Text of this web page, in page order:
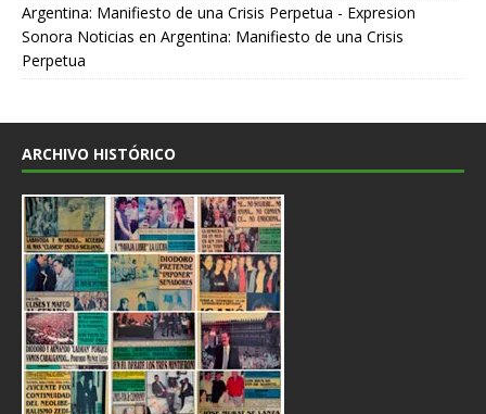
Argentina: Manifiesto de una Crisis Perpetua - Expresion
Sonora Noticias en Argentina: Manifiesto de una Crisis
Perpetua
ARCHIVO HISTÓRICO